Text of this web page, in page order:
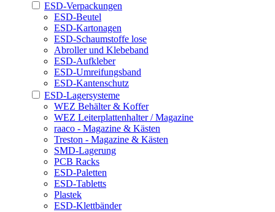
ESD-Verpackungen
ESD-Beutel
ESD-Kartonagen
ESD-Schaumstoffe lose
Abroller und Klebeband
ESD-Aufkleber
ESD-Umreifungsband
ESD-Kantenschutz
ESD-Lagersysteme
WEZ Behälter & Koffer
WEZ Leiterplattenhalter / Magazine
raaco - Magazine & Kästen
Treston - Magazine & Kästen
SMD-Lagerung
PCB Racks
ESD-Paletten
ESD-Tabletts
Plastek
ESD-Klettbänder